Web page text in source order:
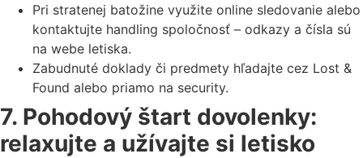
Pri stratenej batožine využite online sledovanie alebo
kontaktujte handling spoločnosť – odkazy a čísla sú
na webe letiska.
Zabudnuté doklady či predmety hľadajte cez Lost &
Found alebo priamo na security.
7. Pohodový štart dovolenky:
relaxujte a užívajte si letisko